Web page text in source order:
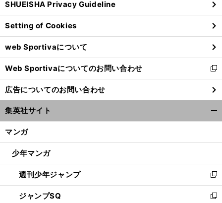
ィ
ン
ド
ウ
で
開
く
SHUEISHA Privacy Guideline
Setting of Cookies
web Sportivaについて
Web Sportivaについてのお問い合わせ
新
し
い
ウ
ィ
ン
ウ
開
く
広告についてのお問い合わせ
集英社サイト
マンガ
少年マンガ
週刊少年ジャンプ
新
し
い
ジャンプSQ
新